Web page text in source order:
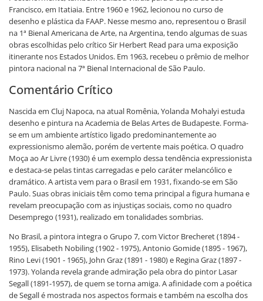
Francisco, em Itatiaia. Entre 1960 e 1962, lecionou no curso de
desenho e plástica da FAAP. Nesse mesmo ano, representou o Brasil
na 1ª Bienal Americana de Arte, na Argentina, tendo algumas de suas
obras escolhidas pelo crítico Sir Herbert Read para uma exposição
itinerante nos Estados Unidos. Em 1963, recebeu o prêmio de melhor
pintora nacional na 7ª Bienal Internacional de São Paulo.
Comentário Crítico
Nascida em Cluj Napoca, na atual Romênia, Yolanda Mohalyi estuda
desenho e pintura na Academia de Belas Artes de Budapeste. Forma-
se em um ambiente artístico ligado predominantemente ao
expressionismo alemão, porém de vertente mais poética. O quadro
Moça ao Ar Livre (1930) é um exemplo dessa tendência expressionista
e destaca-se pelas tintas carregadas e pelo caráter melancólico e
dramático. A artista vem para o Brasil em 1931, fixando-se em São
Paulo. Suas obras iniciais têm como tema principal a figura humana e
revelam preocupação com as injustiças sociais, como no quadro
Desemprego (1931), realizado em tonalidades sombrias.
No Brasil, a pintora integra o Grupo 7, com Victor Brecheret (1894 -
1955), Elisabeth Nobiling (1902 - 1975), Antonio Gomide (1895 - 1967),
Rino Levi (1901 - 1965), John Graz (1891 - 1980) e Regina Graz (1897 -
1973). Yolanda revela grande admiração pela obra do pintor Lasar
Segall (1891-1957), de quem se torna amiga. A afinidade com a poética
de Segall é mostrada nos aspectos formais e também na escolha dos